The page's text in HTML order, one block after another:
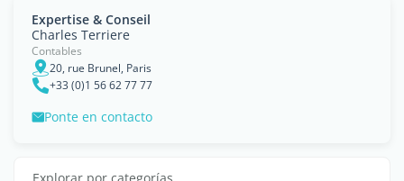
Expertise & Conseil
Charles Terriere
Contables
20, rue Brunel, Paris
+33 (0)1 56 62 77 77
Ponte en contacto